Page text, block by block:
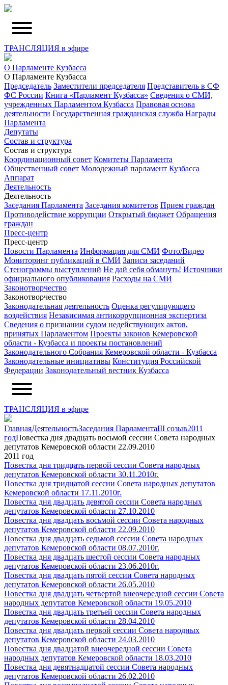
ТРАНСЛЯЦИЯ в эфире
О Парламенте Кузбасса
О Парламенте Кузбасса
Председатель Заместители председателя Представитель в СФ
ФС России Книга «Парламент Кузбасса» Сведения о СМИ,
учрежденных Парламентом Кузбасса Правовая основа
деятельности Государственная гражданская служба Награды
Парламента
Депутаты
Состав и структура
Состав и структура
Координационный совет Комитеты Парламента
Общественный совет Молодежный парламент Кузбасса
Аппарат
Деятельность
Деятельность
Заседания Парламента Заседания комитетов Прием граждан
Противодействие коррупции Открытый бюджет Обращения
граждан
Пресс-центр
Пресс-центр
Новости Парламента Информация для СМИ Фото/Видео
Мониторинг публикаций в СМИ Записи заседаний
Стенограммы выступлений Не дай себя обмануть! Источники
официального опубликования Расходы на СМИ
Законотворчество
Законотворчество
Законодательная деятельность Оценка регулирующего
воздействия Независимая антикоррупционная экспертиза
Сведения о признании судом недействующих актов,
принятых Парламентом Проекты законов Кемеровской
области - Кузбасса и проекты постановлений
Законодательного Собрания Кемеровской области - Кузбасса
Законодательные инициативы Конституция Российской
Федерации Законодательный вестник Кузбасса
ТРАНСЛЯЦИЯ в эфире
ГлавнаяДеятельностьЗаседания ПарламентаIII созыв2011
годПовестка дня двадцать восьмой сессии Совета народных
депутатов Кемеровской области 22.09.2010
2011 год
Повестка дня тридцать первой сессии Совета народных
депутатов Кемеровской области 30.11.2010г.
Повестка дня тридцатой сессии Совета народных депутатов
Кемеровской области 17.11.2010г.
Повестка дня двадцать девятой сессии Совета народных
депутатов Кемеровской области 27.10.2010
Повестка дня двадцать восьмой сессии Совета народных
депутатов Кемеровской области 22.09.2010
Повестка дня двадцать седьмой сессии Совета народных
депутатов Кемеровской области 08.07.2010г.
Повестка дня двадцать шестой сессии Совета народных
депутатов Кемеровской области 23.06.2010г.
Повестка дня двадцать пятой сессии Совета народных
депутатов Кемеровской области 26.05.2010
Повестка дня двадцать четвертой внеочередной сессии Совета
народных депутатов Кемеровской области 19.05.2010
Повестка дня двадцать третьей сессии Совета народных
депутатов Кемеровской области 28.04.2010
Повестка дня двадцать первой сессии Совета народных
депутатов Кемеровской области 24.03.2010
Повестка дня двадцатой внеочередной сессии Совета
народных депутатов Кемеровской области 18.03.2010
Повестка дня девятнадцатой сессии Совета народных
депутатов Кемеровской области 26.02.2010